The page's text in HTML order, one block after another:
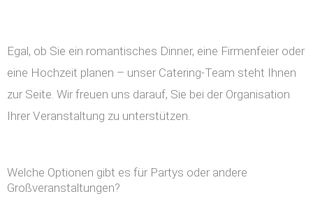
Egal, ob Sie ein romantisches Dinner, eine Firmenfeier oder
eine Hochzeit planen – unser Catering-Team steht Ihnen
zur Seite. Wir freuen uns darauf, Sie bei der Organisation
Ihrer Veranstaltung zu unterstützen.
Welche Optionen gibt es für Partys oder andere
Großveranstaltungen?